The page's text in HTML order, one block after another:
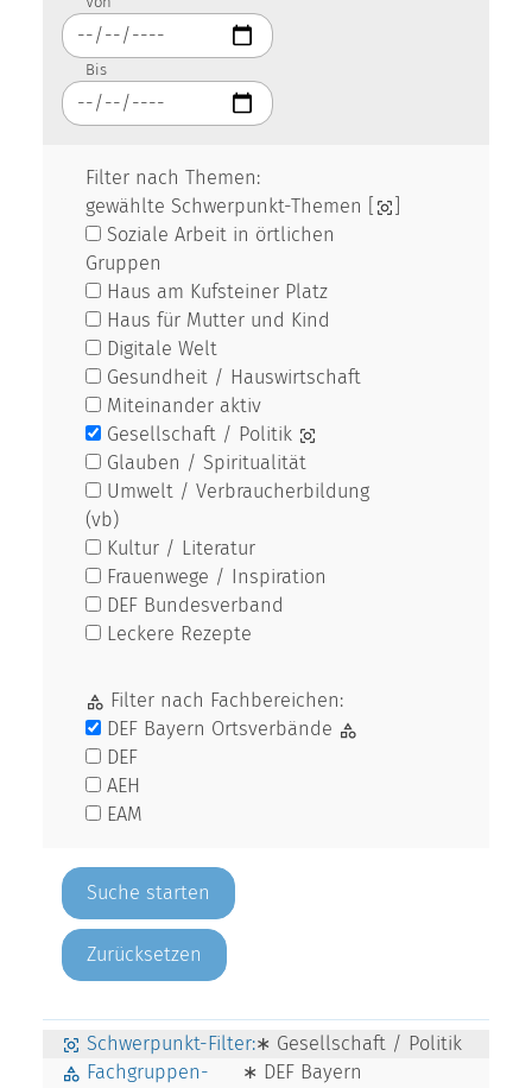
Bis
Filter nach Themen:
gewählte Schwerpunkt-Themen [
Soziale Arbeit in örtlichen
Gruppen
Haus am Kufsteiner Platz
Haus für Mutter und Kind
Digitale Welt
Gesundheit / Hauswirtschaft
Miteinander aktiv
Gesellschaft / Politik
Glauben / Spiritualität
Umwelt / Verbraucherbildung
(vb)
Kultur / Literatur
Frauenwege / Inspiration
DEF Bundesverband
Leckere Rezepte
Filter nach Fachbereichen:
DEF Bayern Ortsverbände
DEF
AEH
EAM
Zurücksetzen
Schwerpunkt-Filter:∗ Gesellschaft / Politik
Fachgruppen-
∗ DEF Bayern